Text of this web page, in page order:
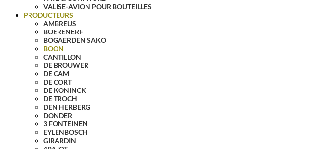
VALISE-AVION POUR BOUTEILLES
PRODUCTEURS
AMBREUS
BOERENERF
BOGAERDEN SAKO
BOON
CANTILLON
DE BROUWER
DE CAM
DE CORT
DE KONINCK
DE TROCH
DEN HERBERG
DONDER
3 FONTEINEN
EYLENBOSCH
GIRARDIN